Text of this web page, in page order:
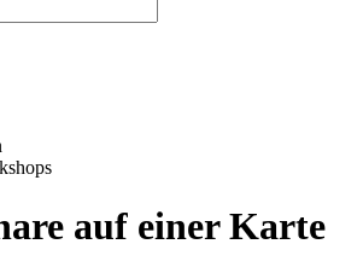
auf einer Karte